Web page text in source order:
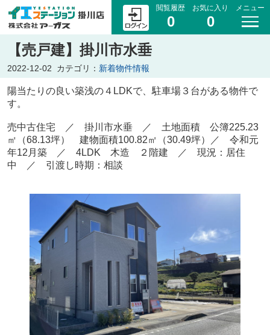
閲覧履歴
0
お気に入り
0
メニュー
【売戸建】掛川市水垂
2022-12-02 カテゴリ： 新着物件情報
陽当たりの良い築浅の４LDKで、駐車場３台がある物件で
す。
売中古住宅 ／ 掛川市水垂 ／ 土地面積 公簿225.23
㎡（68.13坪） 建物面積100.82㎡（30.49坪）／ 令和元
年12月築 ／ 4LDK 木造 ２階建 ／ 現況：居住
中 ／ 引渡し時期：相談